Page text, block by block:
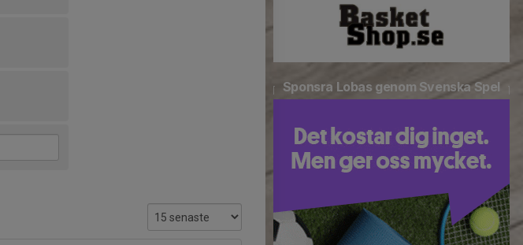
Sponsra Lobas genom Svenska Spel